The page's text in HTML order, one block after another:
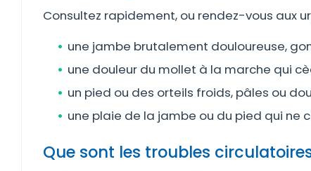
Consultez rapidement, ou rendez-vous aux
une jambe brutalement douloureuse,
une douleur du mollet à la marche qui
un pied ou des orteils froids, pâles ou
une plaie de la jambe ou du pied qui ne
Que sont les troubles